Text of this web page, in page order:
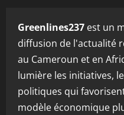
Greenlines237 est un
diffusion de l'actualité
au Cameroun et en
lumière les initiatives,
politiques qui
modèle économique